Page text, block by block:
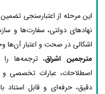
این مرحله از اعتبارسنجی
نهادهای دولتی، سفارت‌ها و
اشکالی در صحت و اعتبار آن‌ها
مترجمین اشراق، ترجمه‌ها
اصطلاحات، عبارات تخصصی و
دقیق، حرفه‌ای و قابل استناد